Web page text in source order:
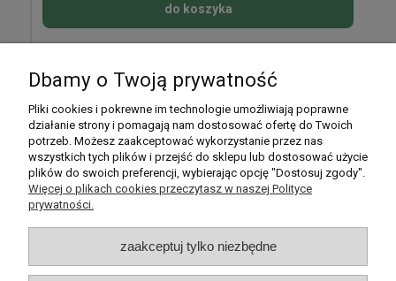
do koszyka
Moje konto
Płatności i dostawa
Informacje
O nas
Dbamy o Twoją prywatność
Pliki cookies i pokrewne im technologie umożliwiają poprawne
działanie strony i pomagają nam dostosować ofertę do Twoich
potrzeb. Możesz zaakceptować wykorzystanie przez nas
wszystkich tych plików i przejść do sklepu lub dostosować użycie
plików do swoich preferencji, wybierając opcję "Dostosuj zgody".
Więcej o plikach cookies przeczytasz w naszej Polityce
prywatności.
zaakceptuj tylko niezbędne